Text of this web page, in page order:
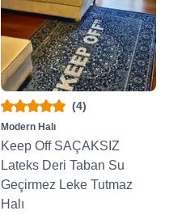
(4)
Modern Halı
Keep Off SAÇAKSIZ
Lateks Deri Taban Su
Geçirmez Leke Tutmaz
Halı